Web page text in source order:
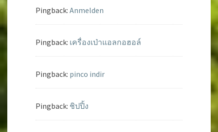
Pingback: Anmelden
Pingback: เครื่องเป่าแอลกอฮอล์
Pingback: pinco indir
Pingback: ชิปปิ้ง